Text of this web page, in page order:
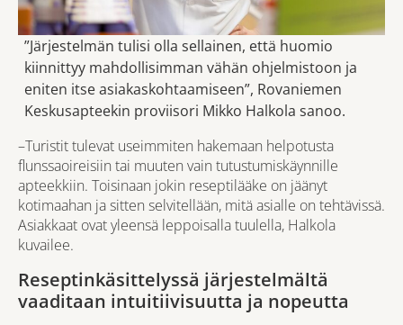
”Järjestelmän tulisi olla sellainen, että huomio
kiinnittyy mahdollisimman vähän ohjelmistoon ja
eniten itse asiakaskohtaamiseen”, Rovaniemen
Keskusapteekin proviisori Mikko Halkola sanoo.
–Turistit tulevat useimmiten hakemaan helpotusta
flunssaoireisiin tai muuten vain tutustumiskäynnille
apteekkiin. Toisinaan jokin reseptilääke on jäänyt
kotimaahan ja sitten selvitellään, mitä asialle on tehtävissä.
Asiakkaat ovat yleensä leppoisalla tuulella, Halkola
kuvailee.
Reseptinkäsittelyssä järjestelmältä
vaaditaan intuitiivisuutta ja nopeutta